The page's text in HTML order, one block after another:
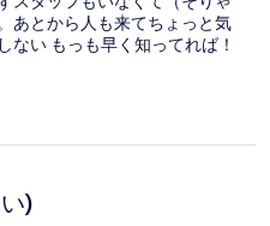
あとから人も来てちょっと気
ない もっも早く知ってれば！
)